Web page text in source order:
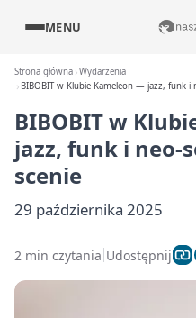
MENU
Strona główna Wydarzenia
BIBOBIT w Klubie Kameleon — jazz, funk i
BIBOBIT w
jazz, funk i neo-
scenie
29 października 2025
2 min czytania Udostępnij